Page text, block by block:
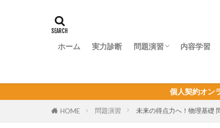
ホーム 実力診断 問題演習 内容学習
個人契約オンライン家庭教師
HOME 問題演習 未来の得点力へ！物理基礎